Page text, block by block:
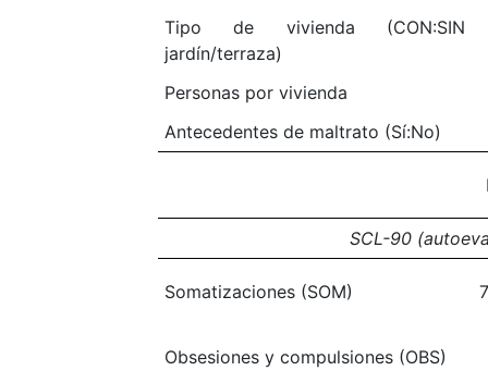
Tipo de vivienda (CON:SIN
jardín/terraza)
Personas por vivienda
Antecedentes de maltrato (Sí:No)
SCL-90
Somatizaciones (SOM)
Obsesiones y compulsiones (OBS)